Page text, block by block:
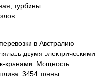
турбины.
в Австралию
двумя электрическими
кранами. Мощность
 3454 тонны.